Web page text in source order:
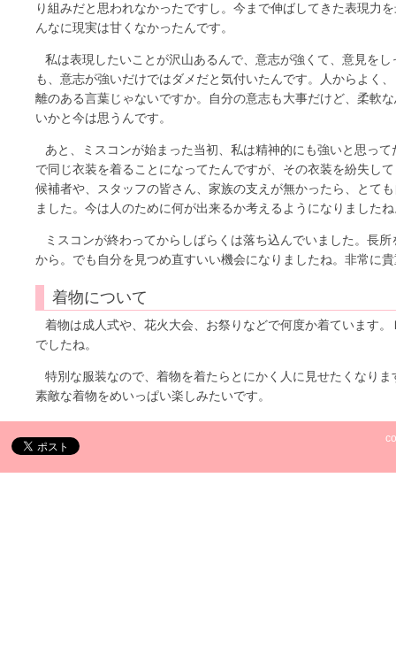
り組みだと思われなかったですし。今まで伸ばしてきた表現力
んなに現実は甘くなかったんです。
私は表現したいことが沢山あるんで、意志が強くて、意見を
も、意志が強いだけではダメだと気付いたんです。人からよく
離のある言葉じゃないですか。自分の意志も大事だけど、柔軟
いかと今は思うんです。
あと、ミスコンが始まった当初、私は精神的にも強いと思っ
で同じ衣装を着ることになってたんですが、その衣装を紛失し
候補者や、スタッフの皆さん、家族の支えが無かったら、とて
ました。今は人のために何が出来るか考えるようになりました
ミスコンが終わってからしばらくは落ち込んでいました。長
から。でも自分を見つめ直すいい機会になりましたね。非常に
着物について
着物は成人式や、花火大会、お祭りなどで何度か着ています
でしたね。
特別な服装なので、着物を着たらとにかく人に見せたくなり
素敵な着物をめいっぱい楽しみたいです。